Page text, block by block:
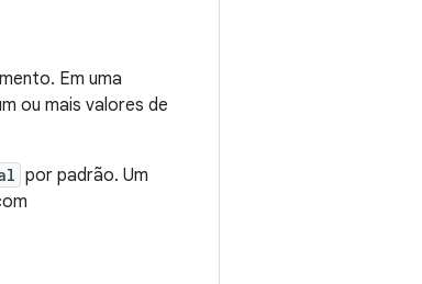
Em uma
ou mais valores de
por padrão. Um